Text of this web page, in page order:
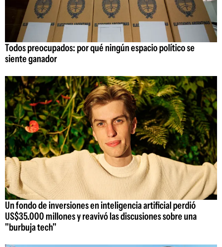
Todos preocupados: por qué ningún espacio político se
siente ganador
Un fondo de inversiones en inteligencia artificial perdió
US$35.000 millones y reavivó las discusiones sobre una
"burbuja tech"